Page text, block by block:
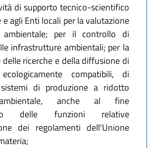
di supporto tecnico-scientifico
e agli Enti locali per la valutazione
per il controllo di
infrastrutture ambientali; per la
ricerche e della diffusione di
compatibili, di
di produzione a ridotto
anche al fine
delle funzioni relative
dei regolamenti dell'Unione